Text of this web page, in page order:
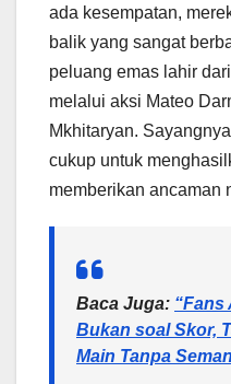
ada kesempatan,
balik yang sangat
peluang emas lahir
melalui aksi Mateo
Mkhitaryan.
cukup untuk
memberikan ancaman
Baca Juga: “Fans
Bukan soal Skor,
Main Tanpa